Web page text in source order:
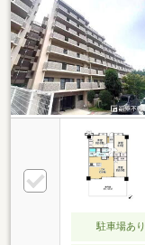
駐車場あり